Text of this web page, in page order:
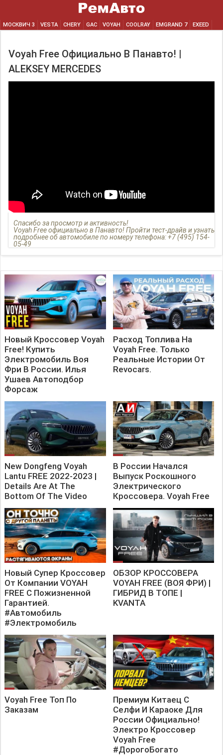
МОСКВИЧ 3 VESTA CHERY GAC VOYAH COOLRAY EMGRAND 7 EXEED
Voyah Free Официально В Панавто! |
ALEKSEY MERCEDES
Спасибо за просмотр и активность!
Voyah Free официально в Панавто! Пройти тест-драйв и узнать
подробнее об автомобиле по номеру телефона: +7 (495) 154-
05-49
Subscribe: https://www.youtube.com/c/PanavtoReels
TikTok – https://www.tiktok.com/@panavtoreels
__________________________________________________________
ALEKSEY MERCEDES -
https://www.youtube.com/c/ALEKSEYMERCEDES
__________________________________________________________
Подробнее об автомобиле на официальном сайте Voyah
Панавто https://voyah-panavto.ru/
Voyah Free официально в Панавто! | ALEKSEY MERCEDES
Новый Кроссовер Voyah
Free! Купить
Электромобиль Воя
Фри В России. Илья
Ушаев Автоподбор
Форсаж
Расход Топлива На
Voyah Free. Только
Реальные Истории От
Revocars.
New Dongfeng Voyah
Lantu FREE 2022-2023 |
Details Are At The
Bottom Of The Video
В России Начался
Выпуск Роскошного
Электрического
Кроссовера. Voyah Free
Новый Супер Кроссовер
От Компании VOYAH
FREE C Пожизненной
Гарантией.
#Автомобиль
#Электромобиль
ОБЗОР КРОССОВЕРА
VOYAH FREE (ВОЯ ФРИ) |
ГИБРИД В ТОПЕ |
KVANTA
Voyah Free Топ По
Заказам
Премиум Китаец С
Селфи И Караоке Для
России Официально!
Электро Кроссовер
Voyah Free
#ДорогоБогато